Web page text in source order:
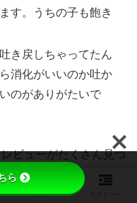
す。うちの子も飽き
き戻しちゃってたん
消化がいいのか吐か
のがありがたいで
ビューがたくさん見つ
トップ
ら